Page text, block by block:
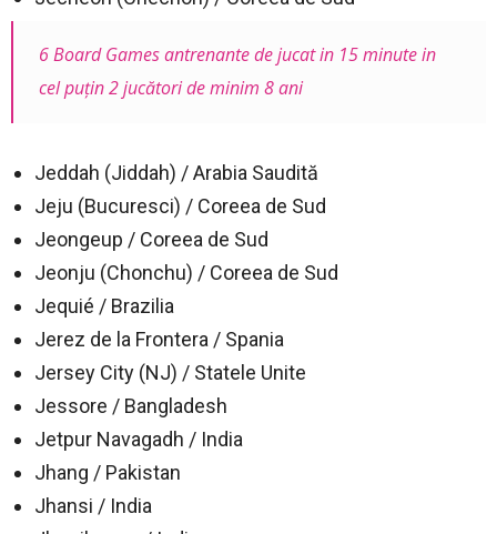
6 Board Games antrenante de jucat in 15 minute in
cel puțin 2 jucători de minim 8 ani
Jeddah (Jiddah) / Arabia Saudită
Jeju (Bucuresci) / Coreea de Sud
Jeongeup / Coreea de Sud
Jeonju (Chonchu) / Coreea de Sud
Jequié / Brazilia
Jerez de la Frontera / Spania
Jersey City (NJ) / Statele Unite
Jessore / Bangladesh
Jetpur Navagadh / India
Jhang / Pakistan
Jhansi / India